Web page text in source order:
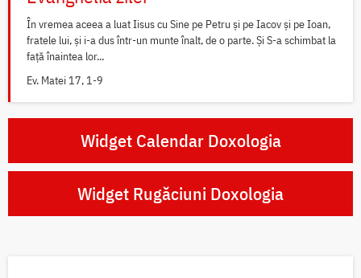
În vremea aceea a luat Iisus cu Sine pe Petru și pe Iacov și pe Ioan,
fratele lui, și i-a dus într-un munte înalt, de o parte. Și S-a schimbat la
față înaintea lor...
Ev. Matei 17, 1-9
Widget Calendar Doxologia
Widget Rugăciuni Doxologia